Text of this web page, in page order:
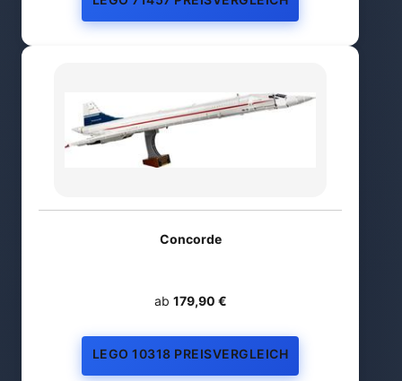
Concorde
ab 179,90 €
LEGO 10318 PREISVERGLEICH